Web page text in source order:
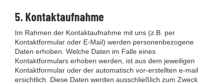
5. Kontaktaufnahme
Im Rahmen der Kontaktaufnahme mit uns (z.B. per
Kontaktformular oder E-Mail) werden personenbezogene
Daten erhoben. Welche Daten im Falle eines
Kontaktformulars erhoben werden, ist aus dem jeweiligen
Kontaktformular oder der automatisch vor-erstellten e-mail
ersichtlich. Diese Daten werden ausschließlich zum Zweck